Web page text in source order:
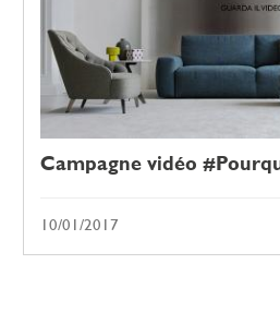
Campagne vidéo
10/01/2017